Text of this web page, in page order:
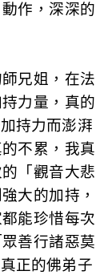
作，深深
兄姐，在
力量，真
持力而澎
不累，我
「觀音大
大的加持
能珍惜每
善行諸惡
正的佛弟子